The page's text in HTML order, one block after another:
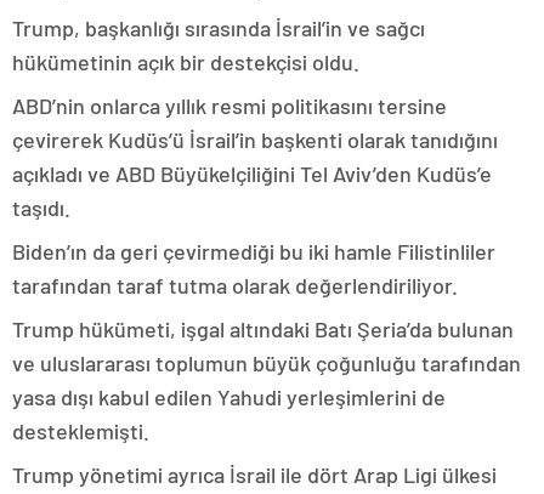
Trump, başkanlığı sırasında İsrail’in ve sağcı
hükümetinin açık bir destekçisi oldu.
ABD’nin onlarca yıllık resmi politikasını tersine
çevirerek Kudüs’ü İsrail’in başkenti olarak tanıdığını
açıkladı ve ABD Büyükelçiliğini Tel Aviv’den Kudüs’e
taşıdı.
Biden’ın da geri çevirmediği bu iki hamle Filistinliler
tarafından taraf tutma olarak değerlendiriliyor.
Trump hükümeti, işgal altındaki Batı Şeria’da bulunan
ve uluslararası toplumun büyük çoğunluğu tarafından
yasa dışı kabul edilen Yahudi yerleşimlerini de
desteklemişti.
Trump yönetimi ayrıca İsrail ile dört Arap Ligi ülkesi